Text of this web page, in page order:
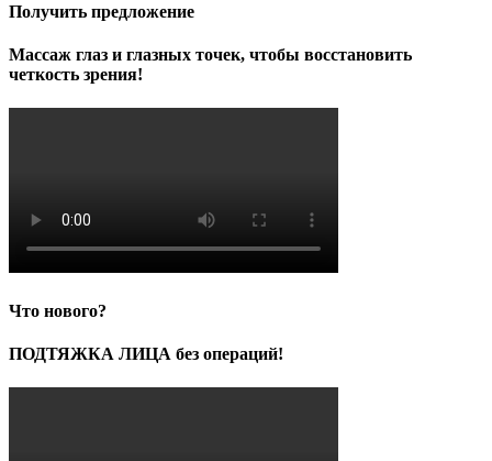
Получить предложение
Массаж глаз и глазных точек, чтобы восстановить
четкость зрения!
Что нового?
ПОДТЯЖКА ЛИЦА без операций!